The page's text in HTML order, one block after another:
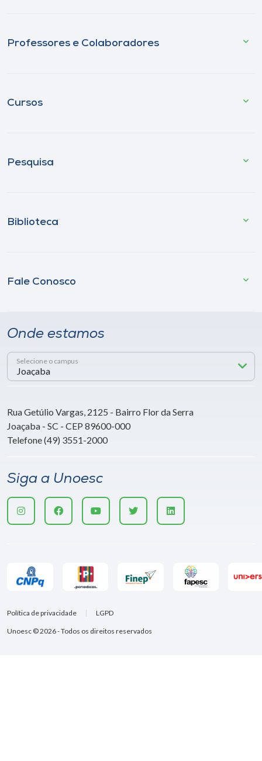
Professores e Colaboradores
Cursos
Pesquisa
Biblioteca
Fale Conosco
Onde estamos
Selecione o campus
Rua Getúlio Vargas, 2125 - Bairro Flor da Serra
Joaçaba - SC - CEP 89600-000
Telefone (49) 3551-2000
Siga a Unoesc
Unoesc © 2026 - Todos os direitos reservados
Política de privacidade LGPD